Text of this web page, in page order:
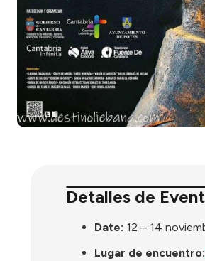
Detalles de
Date: 12 – 14
Lugar de encuentro: